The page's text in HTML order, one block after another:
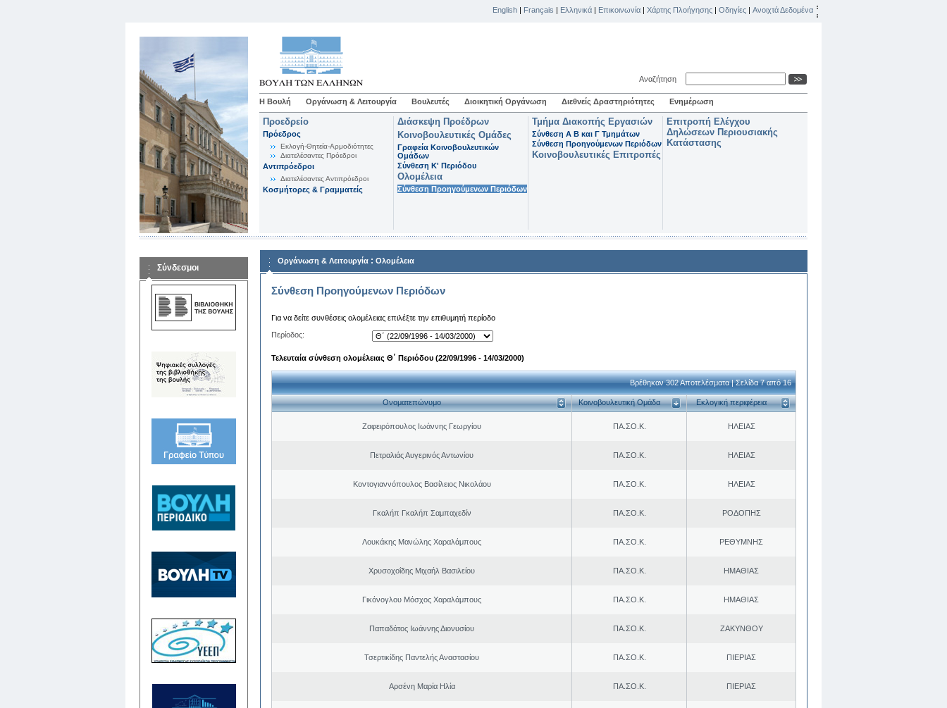
English | Français | Ελληνικά | Επικοινωνία | Χάρτης Πλοήγησης | Οδηγίες | Ανοιχτά Δεδομένα
Αναζήτηση
Η Βουλή Οργάνωση & Λειτουργία Βουλευτές Διοικητική Οργάνωση Διεθνείς Δραστηριότητες Ενημέρωση
Προεδρείο
Πρόεδρος
Εκλογή-Θητεία-Αρμοδιότητες
Διατελέσαντες Πρόεδροι
Αντιπρόεδροι
Διατελέσαντες Αντιπρόεδροι
Κοσμήτορες & Γραμματείς
Διάσκεψη Προέδρων
Κοινοβουλευτικές Ομάδες
Γραφεία Κοινοβουλευτικών
Ομάδων
Σύνθεση K' Περιόδου
Ολομέλεια
Σύνθεση Προηγούμενων Περιόδων
Τμήμα Διακοπής Εργασιών
Σύνθεση Α Β και Γ Τμημάτων
Σύνθεση Προηγούμενων Περιόδων
Κοινοβουλευτικές Επιτροπές
Επιτροπή Ελέγχου
Δηλώσεων Περιουσιακής
Κατάστασης
Σύνδεσμοι
Οργάνωση & Λειτουργία : Ολομέλεια
Σύνθεση Προηγούμενων Περιόδων
Για να δείτε συνθέσεις ολομέλειας επιλέξτε την επιθυμητή περίοδο
Περίοδος:
Τελευταία σύνθεση ολομέλειας Θ΄ Περιόδου (22/09/1996 - 14/03/2000)
Βρέθηκαν 302 Αποτελέσματα | Σελίδα 7 από 16
Ονοματεπώνυμο Κοινοβουλευτική Ομάδα Εκλογική περιφέρεια
Ζαφειρόπουλος Ιωάννης Γεωργίου ΠΑ.ΣΟ.Κ. ΗΛΕΙΑΣ
Πετραλιάς Αυγερινός Αντωνίου ΠΑ.ΣΟ.Κ. ΗΛΕΙΑΣ
Κοντογιαννόπουλος Βασίλειος Νικολάου ΠΑ.ΣΟ.Κ. ΗΛΕΙΑΣ
Γκαλήπ Γκαλήπ Σαμπαχεδίν ΠΑ.ΣΟ.Κ. ΡΟΔΟΠΗΣ
Λουκάκης Μανώλης Χαραλάμπους ΠΑ.ΣΟ.Κ. ΡΕΘΥΜΝΗΣ
Χρυσοχοΐδης Μιχαήλ Βασιλείου ΠΑ.ΣΟ.Κ. ΗΜΑΘΙΑΣ
Γικόνογλου Μόσχος Χαραλάμπους ΠΑ.ΣΟ.Κ. ΗΜΑΘΙΑΣ
Παπαδάτος Ιωάννης Διονυσίου ΠΑ.ΣΟ.Κ. ΖΑΚΥΝΘΟΥ
Τσερτικίδης Παντελής Αναστασίου ΠΑ.ΣΟ.Κ. ΠΙΕΡΙΑΣ
Αρσένη Μαρία Ηλία ΠΑ.ΣΟ.Κ. ΠΙΕΡΙΑΣ